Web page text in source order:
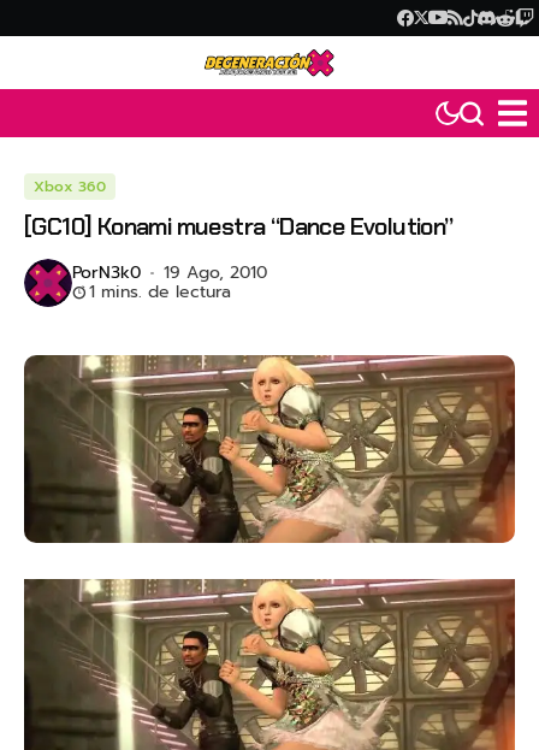
Xbox 360
[GC10] Konami muestra “Dance Evolution”
PorN3k0 19 Ago, 2010
1 mins. de lectura